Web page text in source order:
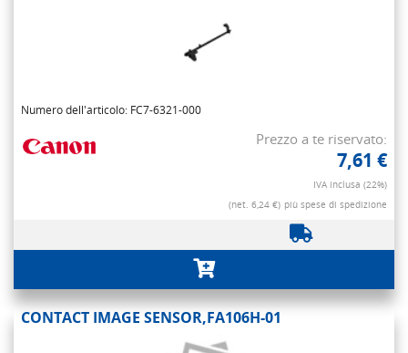
Numero dell'articolo: FC7-6321-000
Prezzo a te riservato:
7,61 €
IVA inclusa (22%)
(net. 6,24 €) più spese di spedizione
CONTACT IMAGE SENSOR,FA106H-01